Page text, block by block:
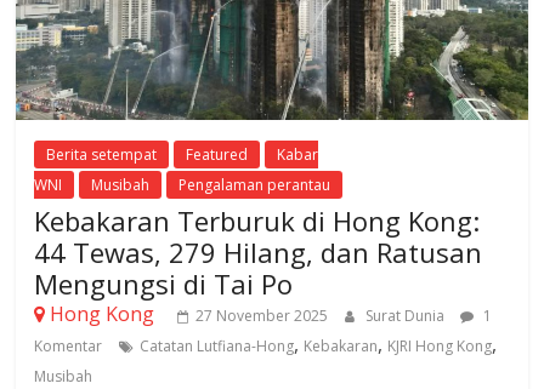
Berita setempat Featured
Kabar
WNI
Musibah Pengalaman perantau
Kebakaran Terburuk di Hong Kong:
44 Tewas, 279 Hilang, dan Ratusan
Mengungsi di Tai Po
Hong Kong 27 November 2025 Surat Dunia
1
Komentar
Catatan Lutfiana-Hong, Kebakaran, KJRI Hong Kong,
Musibah